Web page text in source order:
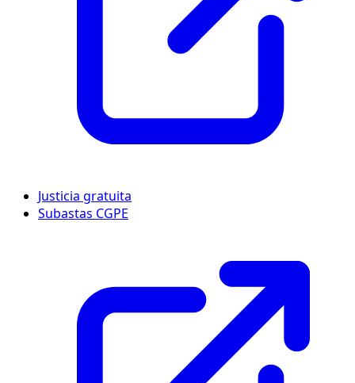
Justicia gratuita
Subastas CGPE